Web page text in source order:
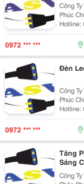
Công Ty
Phúc Chu,
Hotline:
Http://
0972 *** ***
Đèn
Công Ty
Phúc Chu,
Hotline:
Http://
0972 *** ***
Tăng
Sáng
Công